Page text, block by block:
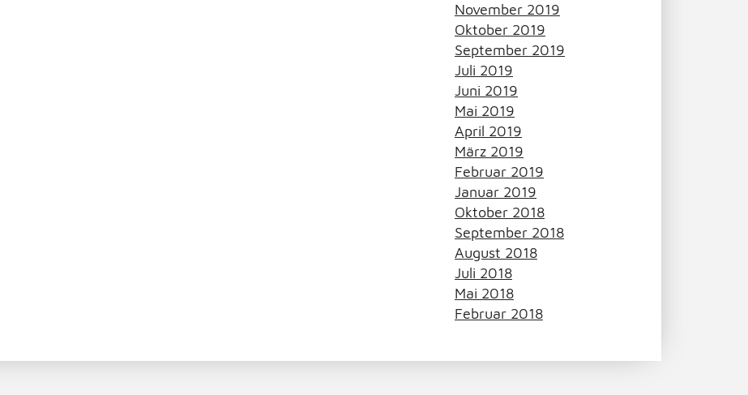
November 2019
Oktober 2019
September 2019
Juli 2019
Juni 2019
Mai 2019
April 2019
März 2019
Februar 2019
Januar 2019
Oktober 2018
September 2018
August 2018
Juli 2018
Mai 2018
Februar 2018